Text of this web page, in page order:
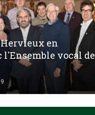
en
l'Ensemble vocal de